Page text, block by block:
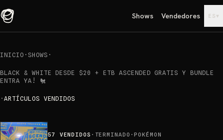
Shows Vendedores ES ▾
INICIO · SHOWS ·
BLACK & WHITE DESDE $20 + ETB ASCENDED GRATIS Y BUNDLE
ENTRA YA! 🐔
· ARTÍCULOS VENDIDOS
57 VENDIDOS · TERMINADO ·POKÉMON